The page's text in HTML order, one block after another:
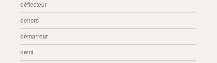
déflecteur
dehors
démarreur
demi